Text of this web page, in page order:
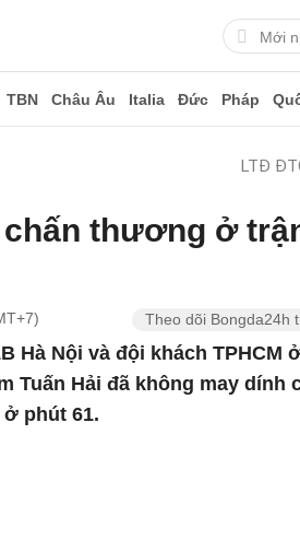
Mới
TBN Châu Âu Italia Đức Pháp
LTĐ
chấn thương ở
Theo dõi Bongda24h
Hà Nội và đội khách TPHCM
Tuấn Hải đã không may dính
phút 61.